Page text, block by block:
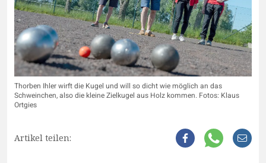
Thorben Ihler wirft die Kugel und will so dicht wie möglich an das
Schweinchen, also die kleine Zielkugel aus Holz kommen. Fotos: Klaus
Ortgies
Artikel teilen: